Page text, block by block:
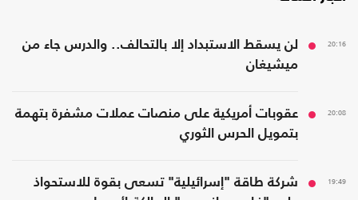
20:16
لن يسقط الاستبداد إلا بالتحالف.. والدرس جاء من
ميشيغان
20:08
عقوبات أمريكية على منصات عملات مشفرة بتهمة
بتمويل الحرس الثوري
19:49
شركة طاقة "إسرائيلية" تسعى بقوة للاستحواذ